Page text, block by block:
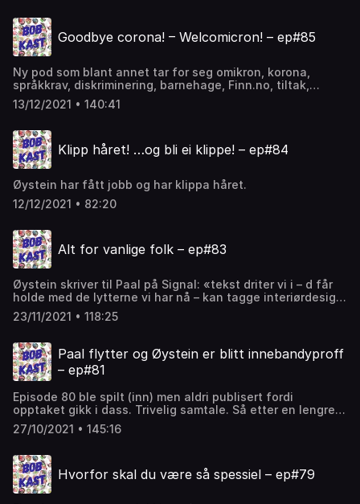
Goodbye corona! – Welcomicron! – ep#85
Ny pod som blant annet tar for seg omikron, korona,
språkkrav, diskriminering, barnehage, Finn.no, tiltak,
motivasjon, psykisk helse, psykolog, rus, alkohol, selvmord
og Annbjørg veganer. Inkludert lucia-pressekonferansen
13/12/2021 • 140:41
Klipp håret! …og bli ei klippe! – ep#84
Øystein har fått jobb og har klippa håret.
12/12/2021 • 82:20
Alt for vanlige folk – ep#83
Øystein skriver til Paal på Signal: «tekst driter vi i – d får
holde med de lytterne vi har nå – kan tagge interiørdesign
og flyttegods og tips da kanskje»
23/11/2021 • 118:25
Paal flytter og Øystein er blitt innebandyproff
– ep#81
Episode 80 ble spilt (inn) men aldri publisert fordi
opptaket gikk i dass. Trivelig samtale. Så etter en lengre
pause på grunn av Øysteins stadige brudd på
arbeidsmiljølovens bestemmelser ift arbeidstid, er
kortslutta en budrunde og sikra seg sjøgløtt i Trondheim.
Boligen dukka opp på Finn, og autosøkene der
gjennomgås. Dobbelbooking i kalender behandles.
27/10/2021 • 145:16
Hvorfor skal du være så spessiel – ep#79